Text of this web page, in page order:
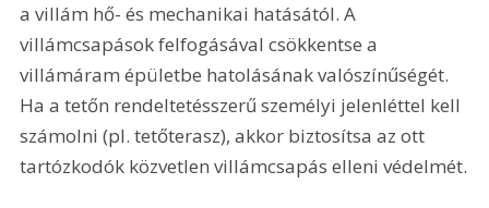
a villám hő- és mechanikai hatásától. A
villámcsapások felfogásával csökkentse a
villámáram épületbe hatolásának valószínűségét.
Ha a tetőn rendeltetésszerű személyi jelenléttel kell
számolni (pl. tetőterasz), akkor biztosítsa az ott
tartózkodók közvetlen villámcsapás elleni védelmét.